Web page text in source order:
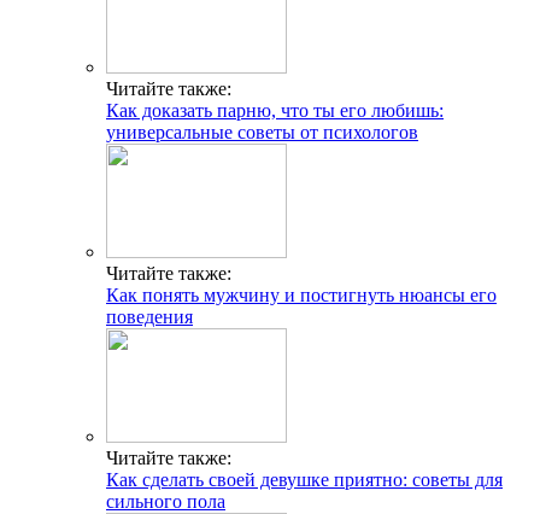
Читайте также:
Как доказать парню, что ты его любишь:
универсальные советы от психологов
Читайте также:
Как понять мужчину и постигнуть нюансы его
поведения
Читайте также:
Как сделать своей девушке приятно: советы для
сильного пола